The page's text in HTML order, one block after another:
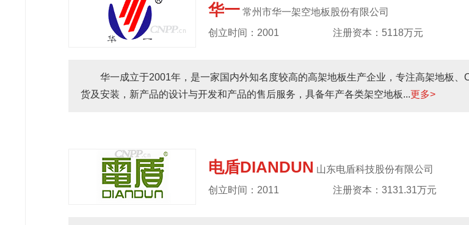
华一 常州市华一架空地板股份有限公司
创立时间：2001
注册资本：5118万元
华一成立于2001年，是一家国内外知名度较高的高架地板生产企业，专注高架地板、
货及安装，新产品的设计与开发和产品的售后服务，具备年产各类架空地板...更多>
电盾DIANDUN 山东电盾科技股份有限公司
创立时间：2011
注册资本：3131.31万元